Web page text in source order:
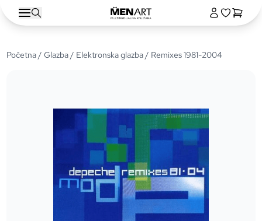
Početna/Glazba/ Elektronska glazba/ Remixes 1981-2004